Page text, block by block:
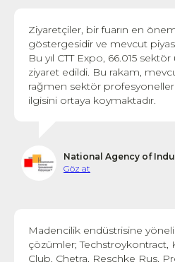
Ziyaretçiler, bir fuarın en
göstergesidir ve mevcut
Bu yıl CTT Expo, 66.015 sektör
ziyaret edildi. Bu rakam,
rağmen sektör
ilgisini ortaya koymaktadır.
National Agency of
Göz at
Madencilik endüstrisine
çözümler; Techstroykontract,
Club, Chetra, Reschke Rus,